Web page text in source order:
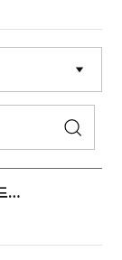
SK나이츠 팬 여러분 진심으로 감사드립니다.